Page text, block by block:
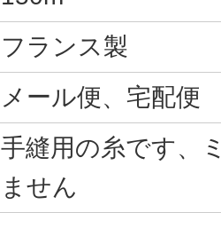
フランス製
メール便、宅配便
手縫用の糸です、
ません